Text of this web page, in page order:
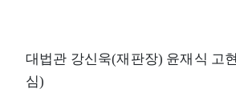
대법관 강신욱(재판장) 윤재식 고
심)